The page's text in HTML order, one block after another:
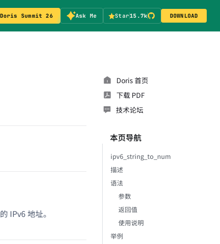
Doris Summit 26 Ask Me Star15.7k DOWNLOAD
IPv6 地址。
Doris 首页
下载 PDF
技术论坛
本页导航
ipv6_string_to_num
描述
语法
参数
返回值
使用说明
举例